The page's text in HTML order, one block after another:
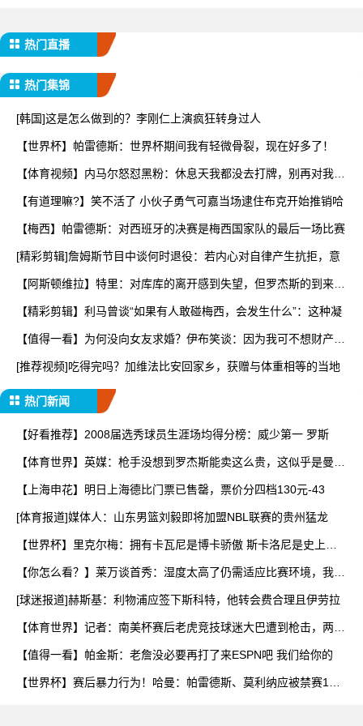
热门直播
热门集锦
[韩国]这是怎么做到的？李刚仁上演疯狂转身过人
【世界杯】帕雷德斯：世界杯期间我有轻微骨裂，现在好多了！
【体育视频】内马尔怒怼黑粉：休息天我都没去打牌，别再对我指
【有道理嘛?】笑不活了 小伙子勇气可嘉当场逮住布克开始推销哈
【梅西】帕雷德斯：对西班牙的决赛是梅西国家队的最后一场比赛
[精彩剪辑]詹姆斯节目中谈何时退役：若内心对自律产生抗拒，意
【阿斯顿维拉】特里：对库库的离开感到失望，但罗杰斯的到来又
【精彩剪辑】利马曾谈“如果有人敢碰梅西，会发生什么”：这种凝
【值得一看】为何没向女友求婚？伊布笑谈：因为我可不想财产被
[推荐视频]吃得完吗？加维法比安回家乡，获赠与体重相等的当地
热门新闻
【好看推荐】2008届选秀球员生涯场均得分榜：威少第一 罗斯
【体育世界】英媒：枪手没想到罗杰斯能卖这么贵，这似乎是曼城
【上海申花】明日上海德比门票已售罄，票价分四档130元-43
[体育报道]媒体人：山东男篮刘毅即将加盟NBL联赛的贵州猛龙
【世界杯】里克尔梅：拥有卡瓦尼是博卡骄傲 斯卡洛尼是史上最
【你怎么看？】莱万谈首秀：湿度太高了仍需适应比赛环境，我还
[球迷报道]赫斯基：利物浦应签下斯科特，他转会费合理且伊劳拉
【体育世界】记者：南美杯赛后老虎竞技球迷大巴遭到枪击，两人
【值得一看】帕金斯：老詹没必要再打了来ESPN吧 我们给你的
【世界杯】赛后暴力行为！哈曼：帕雷德斯、莫利纳应被禁赛1